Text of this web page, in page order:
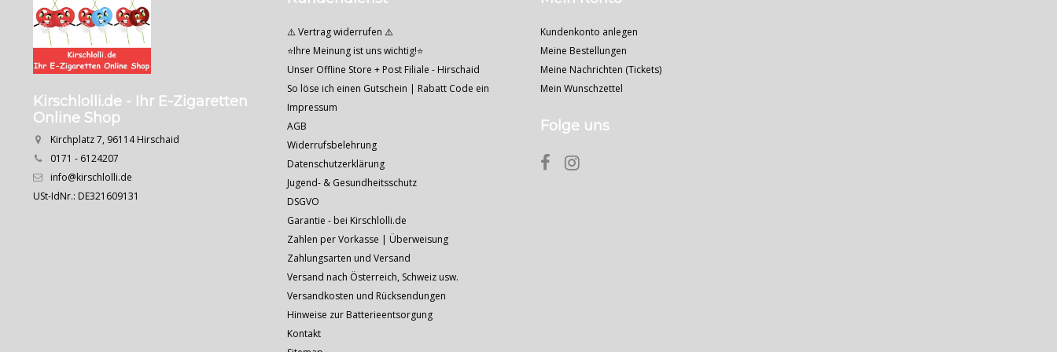
Kirschlolli.de - Ihr E-Zigaretten
Online Shop
Kirchplatz 7, 96114 Hirschaid
0171 - 6124207
info@kirschlolli.de
USt-IdNr.: DE321609131
⚠️ Vertrag widerrufen ⚠️
⭐Ihre Meinung ist uns wichtig!⭐
Unser Offline Store + Post Filiale - Hirschaid
So löse ich einen Gutschein | Rabatt Code ein
Impressum
AGB
Widerrufsbelehrung
Datenschutzerklärung
Jugend- & Gesundheitsschutz
DSGVO
Garantie - bei Kirschlolli.de
Zahlen per Vorkasse | Überweisung
Zahlungsarten und Versand
Versand nach Österreich, Schweiz usw.
Versandkosten und Rücksendungen
Hinweise zur Batterieentsorgung
Kontakt
Kundenkonto anlegen
Meine Bestellungen
Meine Nachrichten (Tickets)
Mein Wunschzettel
Folge uns